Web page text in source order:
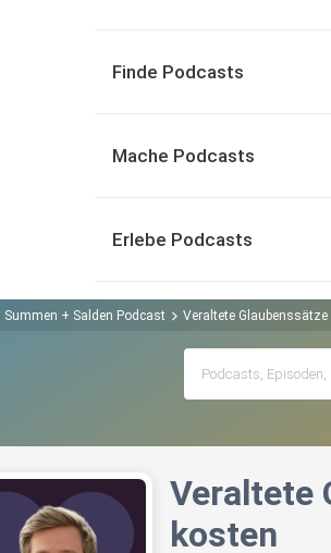
Finde Podcasts
Mache Podcasts
Erlebe Podcasts
Summen + Salden Podcast Veraltete
Veraltete
kosten